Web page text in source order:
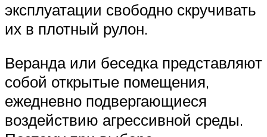
эксплуатации свободно скручивать
их в плотный рулон.
Веранда или беседка представляют
собой открытые помещения,
ежедневно подвергающиеся
воздействию агрессивной среды.